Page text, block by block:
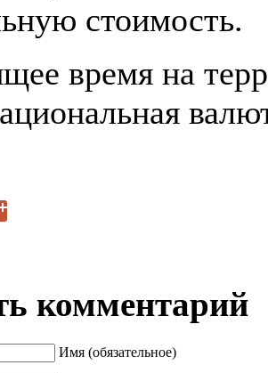
стоимость.
время на
комментарий
Имя (обязательное)